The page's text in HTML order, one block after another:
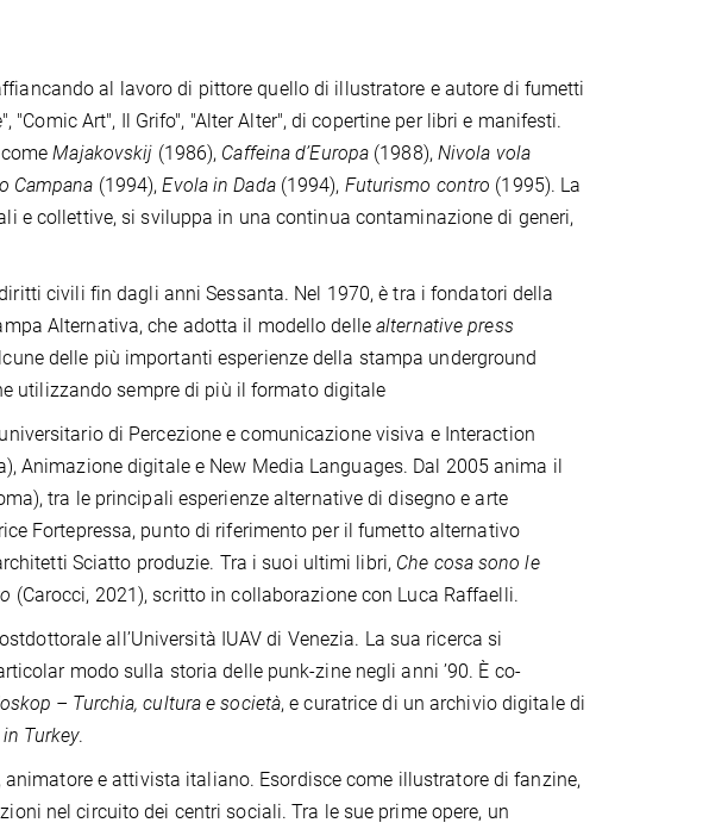
al lavoro di pittore quello di illustratore e autore di fumetti
"Comic Art", Il Grifo", "Alter Alter", di copertine per libri e manifesti.
comeMajakovskij (1986), Caffeina d’Europa (1988), Nivola vola
Campana (1994),Evola in Dada(1994), Futurismo contro (1995). La
e collettive, si sviluppa in una continua contaminazione di generi,
civili fin dagli anni Sessanta. Nel 1970, è tra i fondatori della
Alternativa, che adotta il modello delle alternative press
delle più importanti esperienze della stampa underground
utilizzando sempre di più il formato digitale
di Percezione e comunicazione visiva e Interaction
Animazione digitale e New Media Languages. Dal 2005 anima il
tra le principali esperienze alternative di disegno e arte
Fortepressa, punto di riferimento per il fumetto alternativo
Sciatto produzie. Tra i suoi ultimi libri, Che cosa sono le
(Carocci, 2021), scritto in collaborazione con Luca Raffaelli.
all’Università IUAV di Venezia. La sua ricerca si
modo sulla storia delle punk-zine negli anni ’90. È co-
– Turchia, cultura e società, e curatrice di un archivio digitale di
Turkey.
e attivista italiano. Esordisce come illustratore di fanzine,
nel circuito dei centri sociali. Tra le sue prime opere, un